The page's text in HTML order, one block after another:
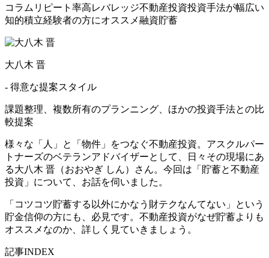
コラム リピート率高レバレッジ不動産投資投資手法が幅広い
知的積立経験者の方にオススメ融資貯蓄
大八木 晋
- 得意な提案スタイル
課題整理、複数所有のプランニング、ほかの投資手法との比
較提案
様々な「人」と「物件」をつなぐ不動産投資。アスクルパー
トナーズのベテランアドバイザーとして、日々その現場にあ
る大八木 晋（おおやぎ しん）さん。今回は「貯蓄と不動産
投資」について、お話を伺いました。
「コツコツ貯蓄する以外にかなう財テクなんてない」という
貯金信仰の方にも、必見です。不動産投資がなぜ貯蓄よりも
オススメなのか、詳しく見ていきましょう。
記事INDEX